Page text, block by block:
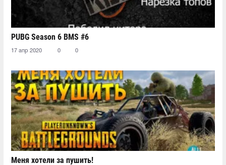
PUBG Season 6 BMS #6
17 апр 2020 0 0
Меня хотели за пушить!